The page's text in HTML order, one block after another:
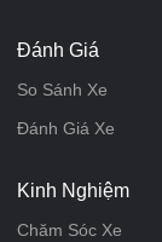
Đánh Giá
So Sánh Xe
Đánh Giá Xe
Kinh Nghiệm
Chăm Sóc Xe